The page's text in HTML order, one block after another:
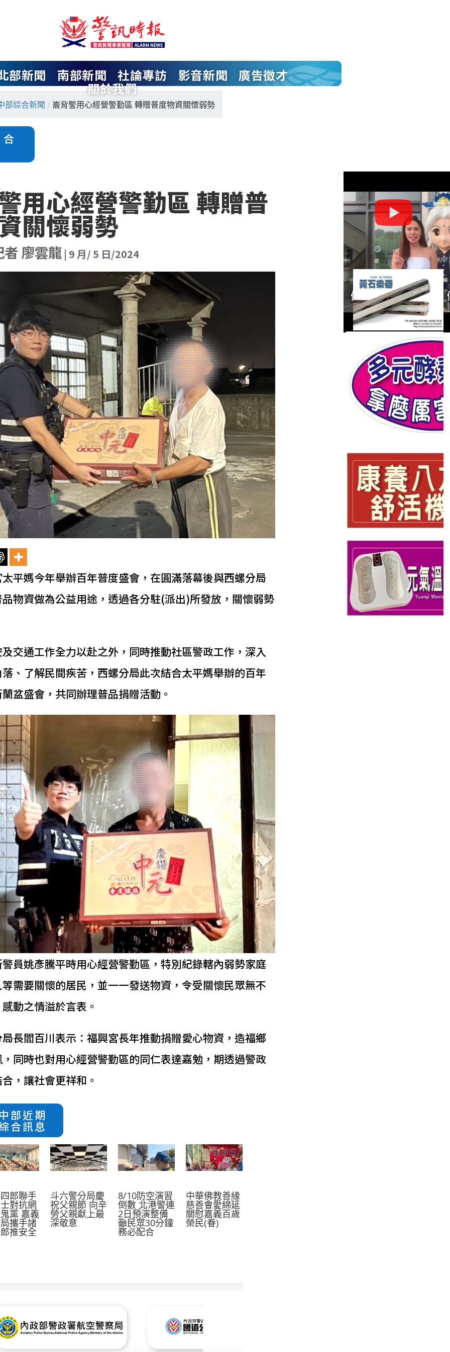
部新聞 南部新聞 社論專訪 影音新聞 廣告徵才
關於我們
部綜合新聞 / 崙背警用心經營警勤區 轉贈普度物資關懷弱勢
用心經營警勤區 轉贈普
關懷弱勢
廖雲龍 | 9 月/ 5 日/2024
平媽今年舉辦百年普度盛會，在圓滿落幕後與西螺分局
物資做為公益用途，透過各分駐(派出)所發放，關懷弱勢
交通工作全力以赴之外，同時推動社區警政工作，深入
、了解民間疾苦，西螺分局此次結合太平媽舉辦的百年
盆盛會，共同辦理普品捐贈活動。
員姚彥騰平時用心經營警勤區，特別紀錄轄內弱勢家庭
需要關懷的居民，並一一發送物資，令受關懷民眾無不
動之情溢於言表。
長閻百川表示：福興宮長年推動捐贈愛心物資，造福鄉
同時也對用心經營警勤區的同仁表達嘉勉，期透過警政
，讓社會更祥和。
部近期
合訊息
郎聯手
對抗網
黨 嘉義
攜手諸
推安全
斗六警分局慶
祝父親節 向辛
勞父親獻上最
深敬意
8/10防空演習
倒數 北港警連
2日預演整備
籲民眾30分鐘
務必配合
中華佛教善緣
慈善會愛綿延
關慰嘉義百歲
榮民(眷)